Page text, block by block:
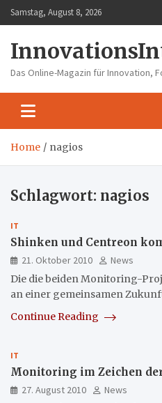
Skip
to
Samstag, August 8, 2026
Das Online-Magazin für Innovation,
Home nagios
Schlagwort: nagios
IT
Shinken und Centreon
21. Oktober 2010
News
Die die beiden Monitoring-
an einer gemeinsamen
Continue Reading
IT
Monitoring im Zeichen
27. August 2010
News